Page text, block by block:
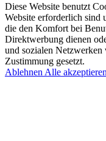
Diese Website benutzt
Website erforderlich sind
die den Komfort bei
Direktwerbung dienen
und sozialen
Zustimmung gesetzt.
Ablehnen Alle akzeptieren